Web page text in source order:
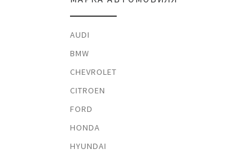
AUDI
BMW
CHEVROLET
CITROEN
FORD
HONDA
HYUNDAI